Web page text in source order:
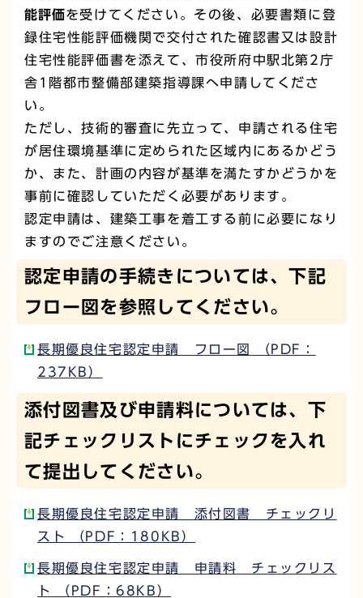
能評価を受けてください。その後、必要書類に登
録住宅性能評価機関で交付された確認書又は設計
住宅性能評価書を添えて、市役所府中駅北第2庁
舎1階都市整備部建築指導課へ申請してくださ
い。
ただし、技術的審査に先立って、申請される住宅
が居住環境基準に定められた区域内にあるかどう
か、また、計画の内容が基準を満たすかどうかを
事前に確認していただく必要があります。
認定申請は、建築工事を着工する前に必要になり
ますのでご注意ください。
認定申請の手続きについては、下記
フロー図を参照してください。
長期優良住宅認定申請 フロー図 （PDF：
237KB）
添付図書及び申請料については、下
記チェックリストにチェックを入れ
て提出してください。
長期優良住宅認定申請 添付図書 チェックリ
スト （PDF：180KB）
長期優良住宅認定申請 申請料 チェックリス
ト （PDF：68KB）